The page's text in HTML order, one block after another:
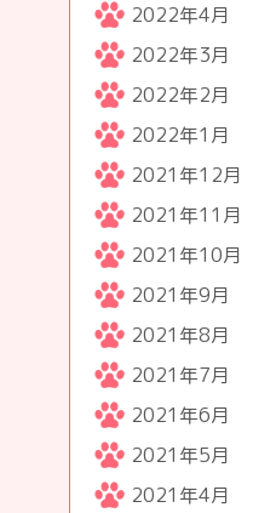
2022年4月
2022年3月
2022年2月
2022年1月
2021年12月
2021年11月
2021年10月
2021年9月
2021年8月
2021年7月
2021年6月
2021年5月
2021年4月